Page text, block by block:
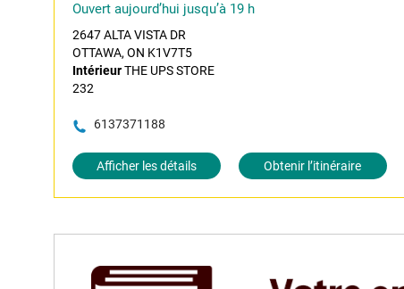
Ouvert aujourd’hui jusqu’à 19 h
2647 ALTA VISTA DR
OTTAWA, ON K1V7T5
IntérieurTHE UPS STORE
232
6137371188
Afficher les détails Obtenir l’itinéraire